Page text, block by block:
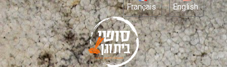
English
Français